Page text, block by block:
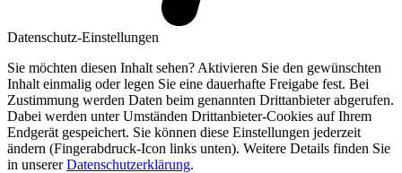
Datenschutz-Einstellungen
Sie möchten diesen Inhalt sehen? Aktivieren Sie den gewünschten
Inhalt einmalig oder legen Sie eine dauerhafte Freigabe fest. Bei
Zustimmung werden Daten beim genannten Drittanbieter abgerufen.
Dabei werden unter Umständen Drittanbieter-Cookies auf Ihrem
Endgerät gespeichert. Sie können diese Einstellungen jederzeit
ändern (Fingerabdruck-Icon links unten). Weitere Details finden Sie
in unsererDatenschutzerklärung.